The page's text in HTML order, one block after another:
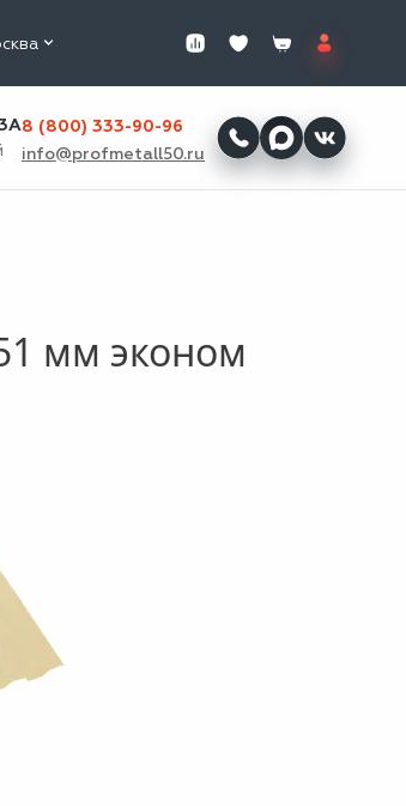
8 (800) 333-90-96
info@profmetall50.ru
мм эконом